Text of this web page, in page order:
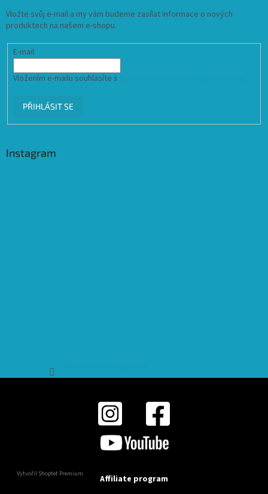
Vložte svůj e-mail a my vám budeme zasílat informace o nových
produktech na našem e-shopu.
E-mail
Vložením e-mailu souhlasíte s
PŘIHLÁSIT SE
Instagram
Vytvořil Shoptet Premium Affiliate program